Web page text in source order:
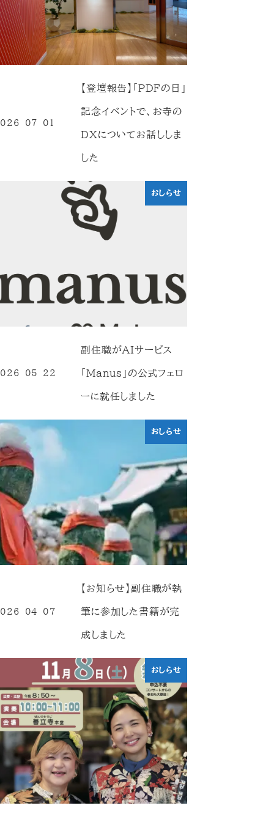
【登壇報告】「PDFの日」
記念イベントで、お寺の
DXについてお話ししま
した
07-01
おしらせ
副住職がAIサービス
「Manus」の公式フェロ
ーに就任しました
05-22
おしらせ
【お知らせ】副住職が執
筆に参加した書籍が完
成しました
04-07
おしらせ